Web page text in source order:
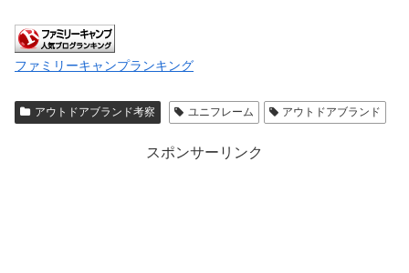
ファミリーキャンプランキング
アウトドアブランド考察 ユニフレーム アウトドアブランド
スポンサーリンク